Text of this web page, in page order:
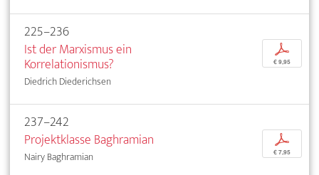
225–236
Ist der Marxismus ein
Korrelationismus?
Diedrich Diederichsen
p
€ 9,95
237–242
Projektklasse Baghramian
Nairy Baghramian
p
€ 7,95